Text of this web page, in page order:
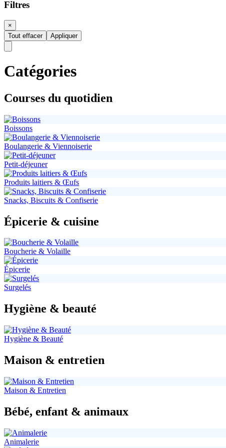
Filtres
×
Tout effacer
Appliquer
Catégories
Courses du quotidien
Boissons
Boulangerie & Viennoiserie
Petit-déjeuner
Produits laitiers & Œufs
Snacks, Biscuits & Confiserie
Épicerie & cuisine
Boucherie & Volaille
Épicerie
Surgelés
Hygiène & beauté
Hygiène & Beauté
Maison & entretien
Maison & Entretien
Bébé, enfant & animaux
Animalerie